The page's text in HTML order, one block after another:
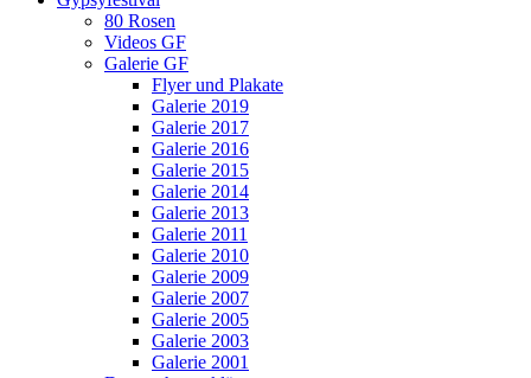
80 Rosen
Videos GF
Galerie GF
Flyer und Plakate
Galerie 2019
Galerie 2017
Galerie 2016
Galerie 2015
Galerie 2014
Galerie 2013
Galerie 2011
Galerie 2010
Galerie 2009
Galerie 2007
Galerie 2005
Galerie 2003
Galerie 2001